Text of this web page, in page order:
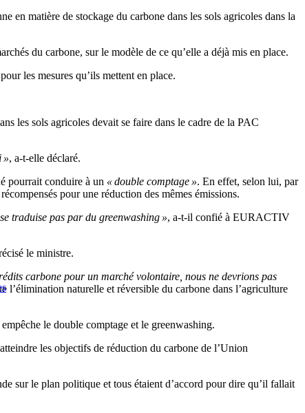
en matière de stockage du carbone dans les sols agricoles dans la
du carbone, sur le modèle de ce qu’elle a déjà mis en place.
les mesures qu’ils mettent en place.
les sols agricoles devait se faire dans le cadre de la PAC
», a-t-elle déclaré.
pourrait conduire à un « double comptage ». En effet, selon lui, par
pour une réduction des mêmes émissions.
traduise pas par du greenwashing », a-t-il confié à EURACTIV
le ministre.
carbone pour un marché volontaire, nous ne devrions pas
l’élimination naturelle et réversible du carbone dans l’agriculture
le double comptage et le greenwashing.
les objectifs de réduction du carbone de l’Union
sur le plan politique et tous étaient d’accord pour dire qu’il fallait